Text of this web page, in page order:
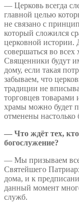
— Церковь всегда
главной целью
не связано с
который сложился
церковной истории.
совершаться во всех
Священники будут
дому, если такая
забываем, что
традиции не
торговцев товарами
храмы можно будет
отменены настолько
— Что ждёт тех,
богослужение?
— Мы призываем
Святейшего
дома, и к
данный момент
служб.